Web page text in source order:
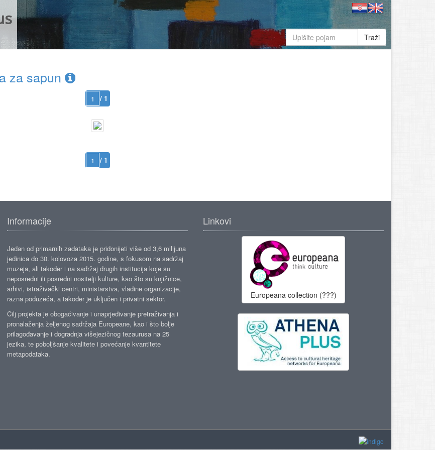
Traži
za sapun
/ 1
/ 1
Informacije
Jedan od primarnih zadataka je pridonijeti više od 3,6 milijuna
jedinica do 30. kolovoza 2015. godine, s fokusom na sadržaj
muzeja, ali također i na sadržaj drugih institucija koje su
neposredni ili posredni nositelji kulture, kao što su knjižnice,
arhivi, istraživački centri, ministarstva, vladine organizacije,
razna poduzeća, a također je uključen i privatni sektor.
Cilj projekta je obogaćivanje i unaprjeđivanje pretraživanja i
pronalaženja željenog sadržaja Europeane, kao i što bolje
prilagođavanje i dogradnja višejezičnog tezaurusa na 25
jezika, te poboljšanje kvalitete i povećanje kvantitete
metapodataka.
Linkovi
Europeana collection (???)